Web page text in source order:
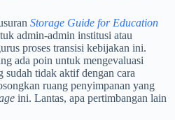
Storage Guide for Education
admin-admin institusi atau
proses transisi kebijakan ini.
ada poin untuk mengevaluasi
tidak aktif dengan cara
ruang penyimpanan yang
ini. Lantas, apa pertimbangan lain